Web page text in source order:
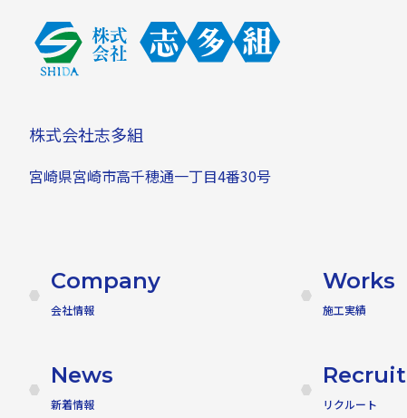
株式会社志多組
宮崎県宮崎市高千穂通一丁目4番30号
Company
会社情報
Works
施工実績
News
新着情報
Recruit
リクルート